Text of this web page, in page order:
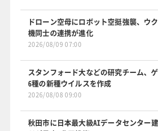
ドローン空母にロボット空挺強襲、ウ
機同士の連携が進化
2026/08/09 07:00
スタンフォード大などの研究チーム、
6種の新種ウイルスを作成
2026/08/08 09:00
秋田市に日本最大級AIデータセンター建